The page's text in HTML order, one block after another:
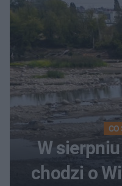
CO
W
chodzi o